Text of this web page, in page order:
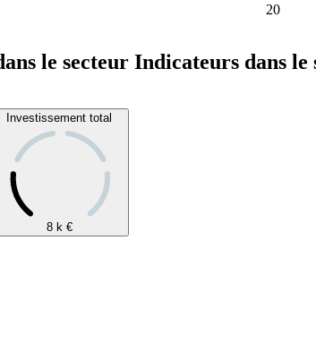
20
le secteur Indicateurs dans le
Investissement total
8 k €